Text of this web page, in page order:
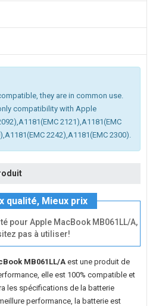
they are in common use.
compatibility with Apple
2121),A1181(EMC
2242),A1181(EMC 2300).
qualité, Mieux prix
pour Apple MacBook MB061LL/A,
pas à utiliser!
MB061LL/A est une produit de
elle est 100% compatible et
les spécifications de la batterie
performance, la batterie est